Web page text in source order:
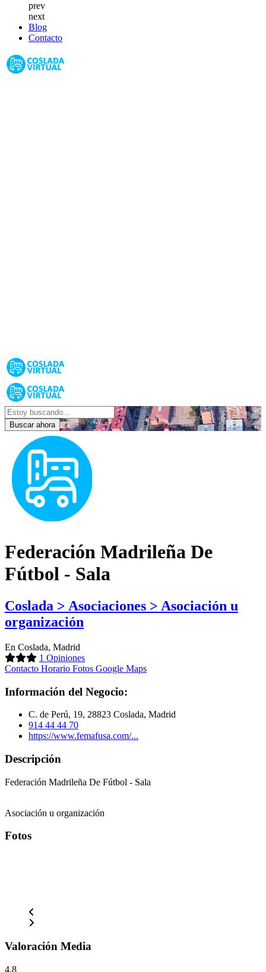
prev
next
Blog
Contacto
Buscar ahora
Federación Madrileña De
Fútbol - Sala
Coslada > Asociaciones > Asociación u
organización
En Coslada, Madrid
1 Opiniones
Contacto Horario Fotos Google Maps
Información del Negocio:
C. de Perú, 19, 28823 Coslada, Madrid
914 44 44 70
https://www.femafusa.com/...
Descripción
Federación Madrileña De Fútbol - Sala
Asociación u organización
Fotos
Valoración Media
4.8